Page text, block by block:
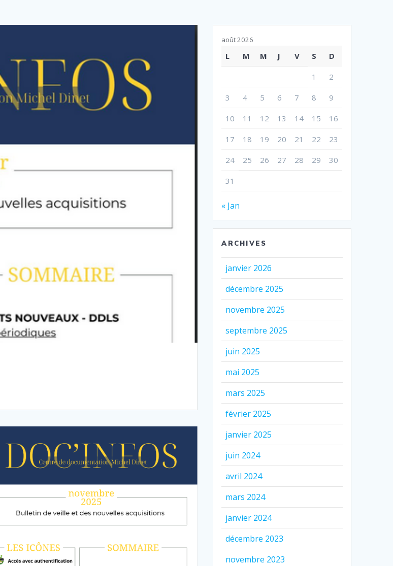
août 2026
L M M J V S D
1 2
3 4 5 6 7 8 9
10 11 12 13 14 15 16
17 18 19 20 21 22 23
24 25 26 27 28 29 30
31
« Jan
ARCHIVES
janvier 2026
décembre 2025
novembre 2025
septembre 2025
juin 2025
mai 2025
mars 2025
février 2025
janvier 2025
juin 2024
avril 2024
mars 2024
janvier 2024
décembre 2023
novembre 2023